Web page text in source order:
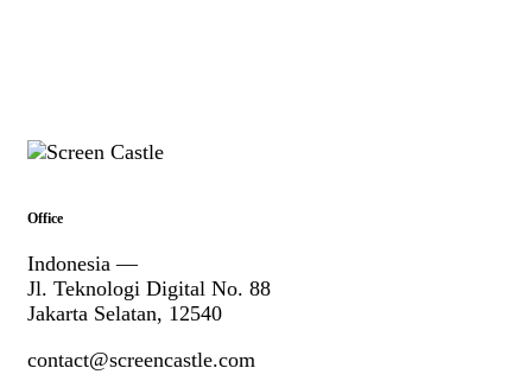
Office
Indonesia —
Jl. Teknologi Digital No. 88
Jakarta Selatan, 12540
contact@screencastle.com